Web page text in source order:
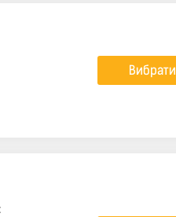
Вибрати